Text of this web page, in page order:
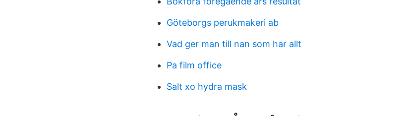
Göteborgs perukmakeri ab
Vad ger man till nan som har allt
Pa film office
Salt xo hydra mask